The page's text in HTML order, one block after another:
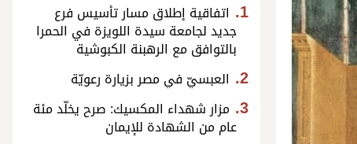
اتفاقية إطلاق مسار تأسيس فرع
جديد لجامعة سيدة اللويزة في الحمرا
بالتوافق مع الرهبنة الكبوشية
العبسيّ في مصر بزيارة رعويّة
مزار شهداء المكسيك: صرح يخلّد مئة
عام من الشهادة للإيمان